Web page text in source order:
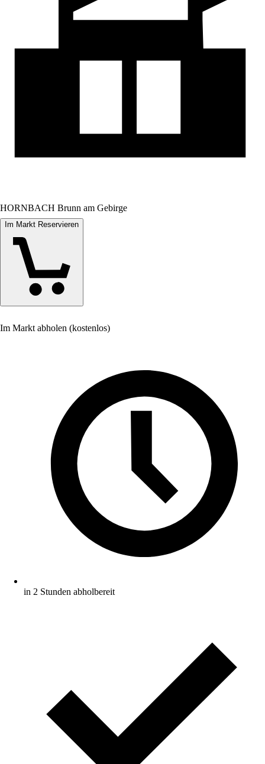
HORNBACH Brunn am Gebirge
Im Markt Reservieren
Im Markt abholen (kostenlos)
in 2 Stunden abholbereit